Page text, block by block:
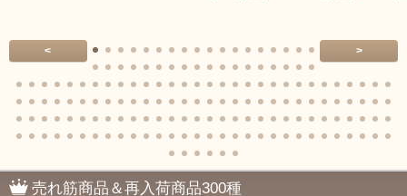
< >
売れ筋商品＆再入荷商品300種